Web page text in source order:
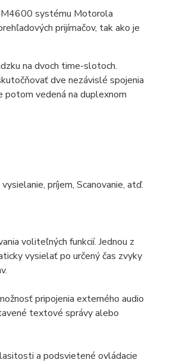
systému Motorola
prijímačov, tak ako je
na dvoch time-slotoch.
dve nezávislé spojenia
potom vedená na duplexnom
príjem, Scanovanie, atď.
voliteľných funkcií. Jednou z
vysielať po určený čas zvyky
pripojenia externého audio
textové správy alebo
a podsvietené ovládacie